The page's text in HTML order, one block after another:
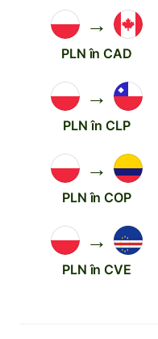
→
PLN în CAD
→
PLN în CLP
→
PLN în COP
→
PLN în CVE